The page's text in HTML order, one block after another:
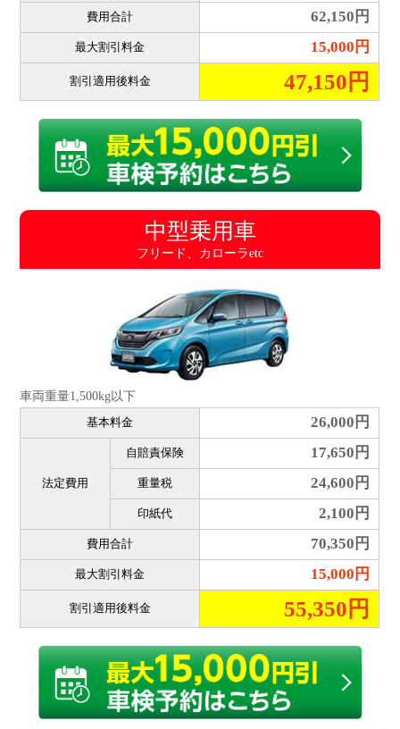
費用合計 62,150円
最大割引料金 15,000円
割引適用後料金 47,150円
中型乗用車
フリード、カローラetc
車両重量1,500kg以下
基本料金 26,000円
法定費用
自賠責保険 17,650円
重量税 24,600円
印紙代 2,100円
費用合計 70,350円
最大割引料金 15,000円
割引適用後料金 55,350円